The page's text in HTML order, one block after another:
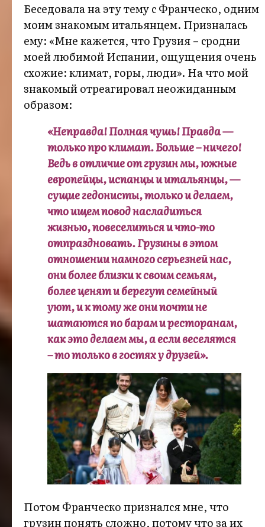
Беседовала на эту тему с Франческо, одним
моим знакомым итальянцем. Призналась
ему: «Мне кажется, что Грузия – сродни
моей любимой Испании, ощущения очень
схожие: климат, горы, люди». На что мой
знакомый отреагировал неожиданным
образом:
«Неправда! Полная чушь! Правда —
только про климат. Больше – ничего!
Ведь в отличие от грузин мы, южные
европейцы, испанцы и итальянцы, —
сущие гедонисты, только и делаем,
что ищем повод насладиться
жизнью, повеселиться и что-то
отпраздновать. Грузины в этом
отношении намного серьезней нас,
они более близки к своим семьям,
более ценят и берегут семейный
уют, и к тому же они почти не
шатаются по барам и ресторанам,
как это делаем мы, а если веселятся
– то только в гостях у друзей».
Потом Франческо признался мне, что
грузин понять сложно, потому что за их